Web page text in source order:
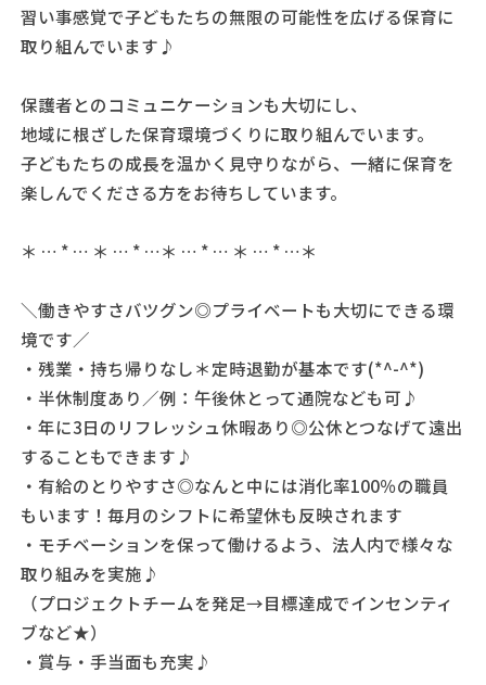
習い事感覚で子どもたちの無限の可能性を広げる保育に
取り組んでいます♪
保護者とのコミュニケーションも大切にし、
地域に根ざした保育環境づくりに取り組んでいます。
子どもたちの成長を温かく見守りながら、一緒に保育を
楽しんでくださる方をお待ちしています。
＊ … * … ＊ … * …＊ … * … ＊ … * …＊
＼働きやすさバツグン◎プライベートも大切にできる環
境です／
・残業・持ち帰りなし＊定時退勤が基本です(*^-^*)
・半休制度あり／例：午後休とって通院なども可♪
・年に3日のリフレッシュ休暇あり◎公休とつなげて遠出
することもできます♪
・有給のとりやすさ◎なんと中には消化率100％の職員
もいます！毎月のシフトに希望休も反映されます
・モチベーションを保って働けるよう、法人内で様々な
取り組みを実施♪
（プロジェクトチームを発足→目標達成でインセンティ
ブなど★）
・賞与・手当面も充実♪